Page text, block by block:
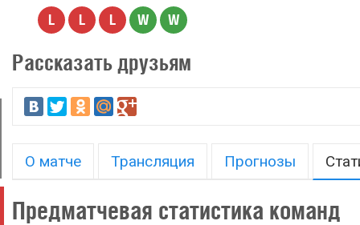
L L L W W
Рассказать друзьям
О матче Трансляция Прогнозы
Предматчевая статистика команд